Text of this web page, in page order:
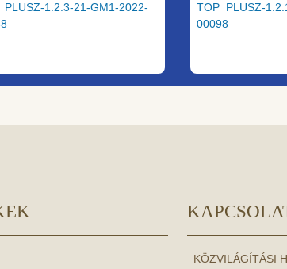
1.2.3-21-GM1-2022-
TOP_PLUSZ-
00098
KÖZVILÁGÍTÁSI